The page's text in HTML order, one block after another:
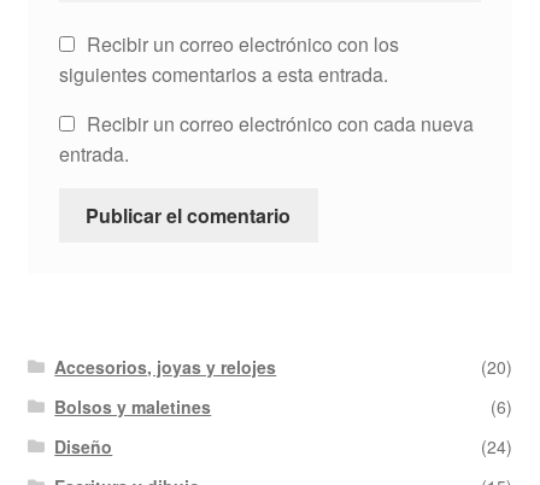
Recibir un correo electrónico con los
siguientes comentarios a esta entrada.
Recibir un correo electrónico con cada nueva
entrada.
Accesorios, joyas y relojes
(20)
Bolsos y maletines
(6)
Diseño
(24)